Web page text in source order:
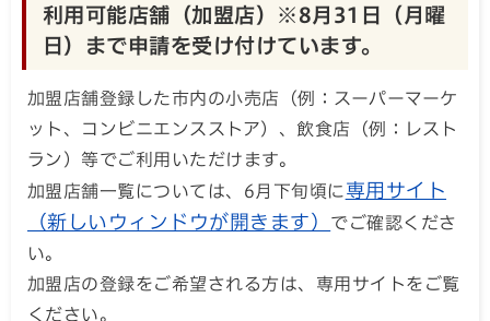
利用可能店舗（加盟店）※8月31日（月曜
日）まで申請を受け付けています。
加盟店舗登録した市内の小売店（例：スーパーマーケ
ット、コンビニエンスストア）、飲食店（例：レスト
ラン）等でご利用いただけます。
加盟店舗一覧については、6月下旬頃に専用サイト
（新しいウィンドウが開きます）でご確認くださ
い。
加盟店の登録をご希望される方は、専用サイトをご覧